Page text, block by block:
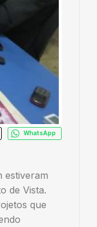
WhatsApp
estiveram
de Vista.
que